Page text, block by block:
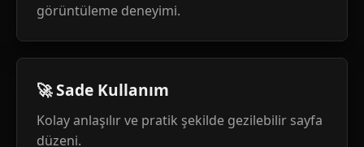
görüntüleme deneyimi.
🚀 Sade Kullanım
Kolay anlaşılır ve pratik şekilde gezilebilir sayfa
düzeni.